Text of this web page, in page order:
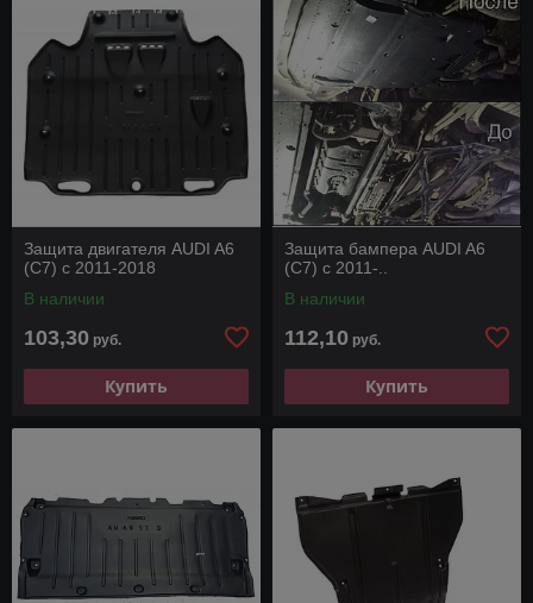
Защита двигателя AUDI A6
(C7) с 2011-2018
В наличии
103,30 руб.
Купить
Защита бампера AUDI A6
(C7) с 2011-..
В наличии
112,10 руб.
Купить